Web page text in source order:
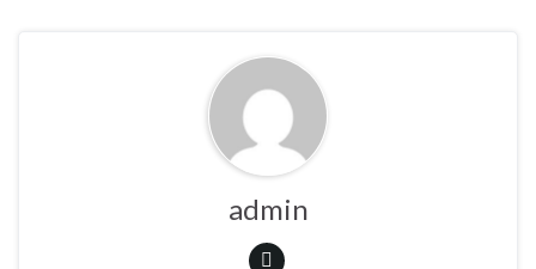
admin